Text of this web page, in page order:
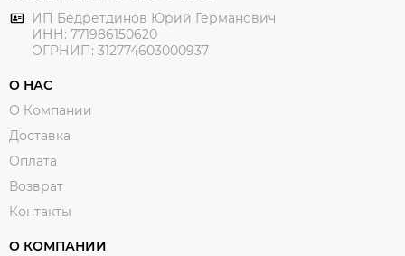
ИП Бедретдинов Юрий Германович
ИНН: 771986150620
ОГРНИП: 312774603000937
О НАС
О Компании
Доставка
Оплата
Возврат
Контакты
О КОМПАНИИ